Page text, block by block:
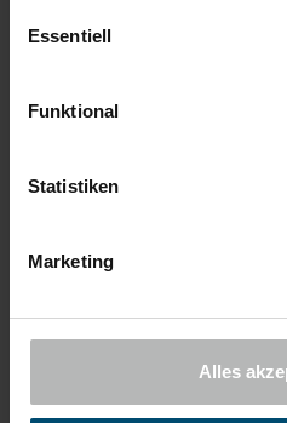
Essentiell
Funktional
Statistiken
Marketing
Alles
Im Trend:
erleben wir aktuell etwas
„Wertewandel“